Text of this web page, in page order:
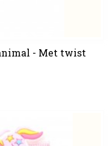
- Met twist